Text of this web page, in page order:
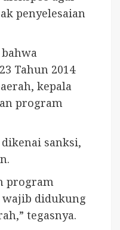
penyelesaian
Tahun 2014
kepala
program
sanksi,
program
wajib didukung
tegasnya.